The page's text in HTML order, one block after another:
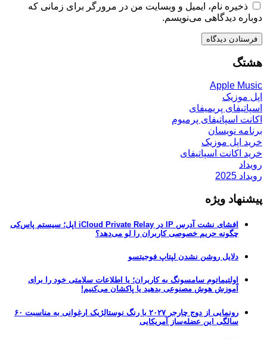
ذخیره نام، ایمیل و وبسایت من در مرورگر برای زمانی که
دوباره دیدگاهی می‌نویسم.
هشتگ
Apple Music
اپل موزیک
اسپاتیفای پریمیفای
اکانت اسپاتیفای پرمیوم
برنامه نویسان
خرید اپل موزیک
خرید اکانت اسپاتیفای
رویداد
رویداد 2025
پیشنهاد ویژه
افشای نشت آدرس IP در iCloud Private Relay اپل؛ سیستم پاس‌کی
چگونه حریم خصوصی کاربران را لو می‌دهد؟
دلایل روشن نشدن لپتاپ فوجیتسو
اولتیماتوم سامسونگ به کاربران؛ یا اطلاعات سلامتی خود را برای
آموزش هوش مصنوعی بدهید یا پاکشان می‌کنیم!
رونمایی از دوج چارجر ۲۰۲۷ با رنگ نوستالژیک ارغوانی به مناسبت ۶۰
سالگی این عضله‌ساز آمریکایی